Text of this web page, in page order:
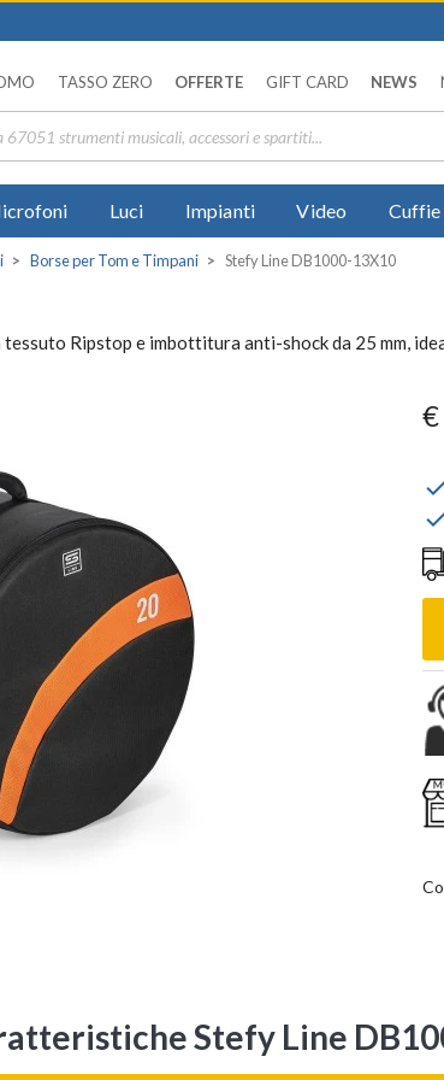
TASSO ZERO OFFERTE GIFT CARD NEWS
Luci Impianti Video Cuffie
Borse per Tom e Timpani Stefy Line DB1000-13X10
Ripstop e imbottitura anti-shock da 25 mm,
€
Stefy Line